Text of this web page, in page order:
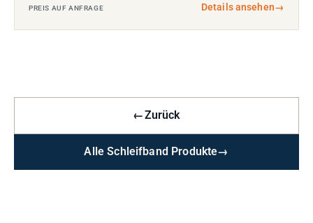
PREIS AUF ANFRAGE Details ansehen→
←Zurück
Alle Schleifband Produkte→